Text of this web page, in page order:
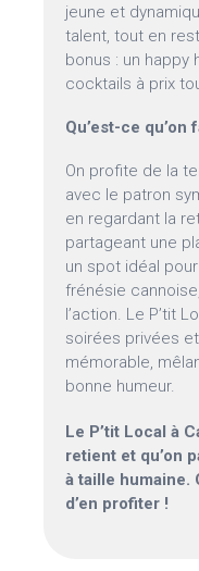
jeune et
talent, tout en
bonus : un happy
cocktails à prix
Qu’est-ce qu’on
On profite de la
avec le patron
en regardant la
partageant une
un spot idéal
frénésie
l’action. Le P’tit
soirées privées
mémorable,
bonne humeur.
Le P’tit Local à
retient et qu’on
à taille humaine.
d’en profiter !